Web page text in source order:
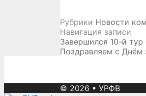
Рубрики Новости
Навигация записи
Завершился 10-й
Поздравляем с Днём
© 2026 • УРФВ